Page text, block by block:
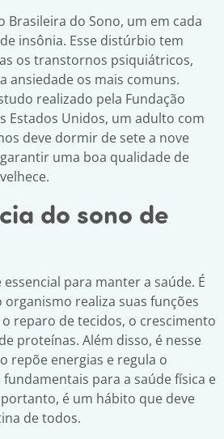
Brasileira do Sono, um em cada
insônia. Esse distúrbio tem
os transtornos psiquiátricos,
ansiedade os mais comuns.
realizado pela Fundação
Estados Unidos, um adulto com
deve dormir de sete a nove
uma boa qualidade de
do sono de
para manter a saúde. É
realiza suas funções
reparo de tecidos, o crescimento
proteínas. Além disso, é nesse
repõe energias e regula o
para a saúde física e
é um hábito que deve
de todos.